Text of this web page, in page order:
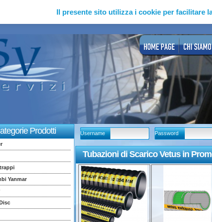
Il presente sito utilizza i cookie per facilitare
Prodotti
Yanmar
Username Password
Tubazioni di Scarico Vetus in